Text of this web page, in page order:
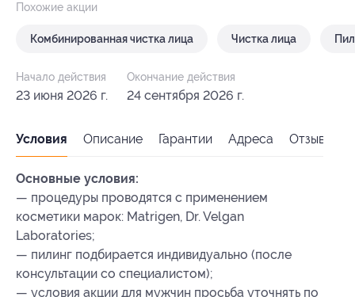
Похожие акции
Комбинированная чистка лица Чистка лица
Начало действия
23 июня 2026 г.
Окончание действия
24 сентября 2026 г.
Условия Описание Гарантии Адреса Отзывы
Основные условия:
— процедуры проводятся с применением
косметики марок: Matrigen, Dr. Velgan
Laboratories;
— пилинг подбирается индивидуально (после
консультации со специалистом);
— условия акции для мужчин просьба уточнять по